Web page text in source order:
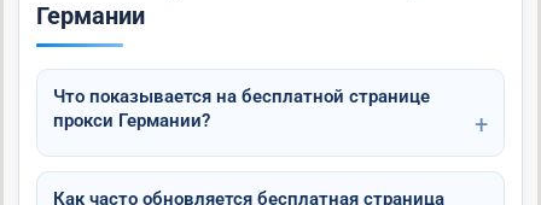
Германии
Что показывается на бесплатной странице
прокси Германии?
Как часто обновляется бесплатная страница